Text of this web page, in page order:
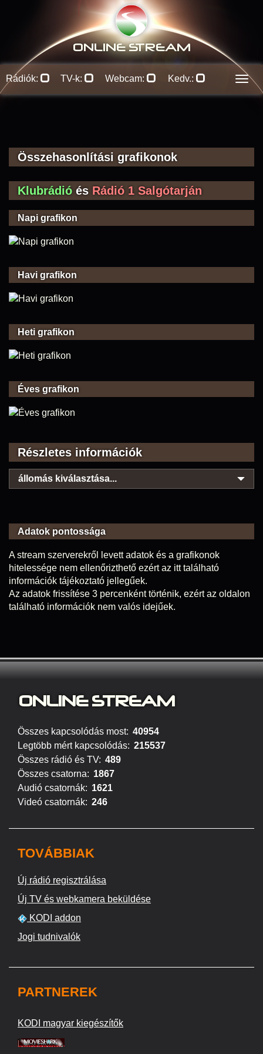
ONLINE STREAM
Rádiók: TV-k: Webcam: Kedv.:
Összehasonlítási grafikonok
Klubrádió és Rádió 1 Salgótarján
Napi grafikon
Havi grafikon
Heti grafikon
Éves grafikon
Részletes információk
állomás kiválasztása...
Adatok pontossága
A stream szerverekről levett adatok és a grafikonok
hitelessége nem ellenőrizthető ezért az itt található
információk tájékoztató jellegűek.
Az adatok frissítése 3 percenként történik, ezért az oldalon
található információk nem valós idejűek.
ONLINE STREAM
Összes kapcsolódás most: 40954
Legtöbb mért kapcsolódás: 215537
Összes rádió és TV: 489
Összes csatorna: 1867
Audió csatornák: 1621
Videó csatornák: 246
TOVÁBBIAK
Új rádió regisztrálása
Új TV és webkamera beküldése
KODI addon
Jogi tudnivalók
PARTNEREK
KODI magyar kiegészítők